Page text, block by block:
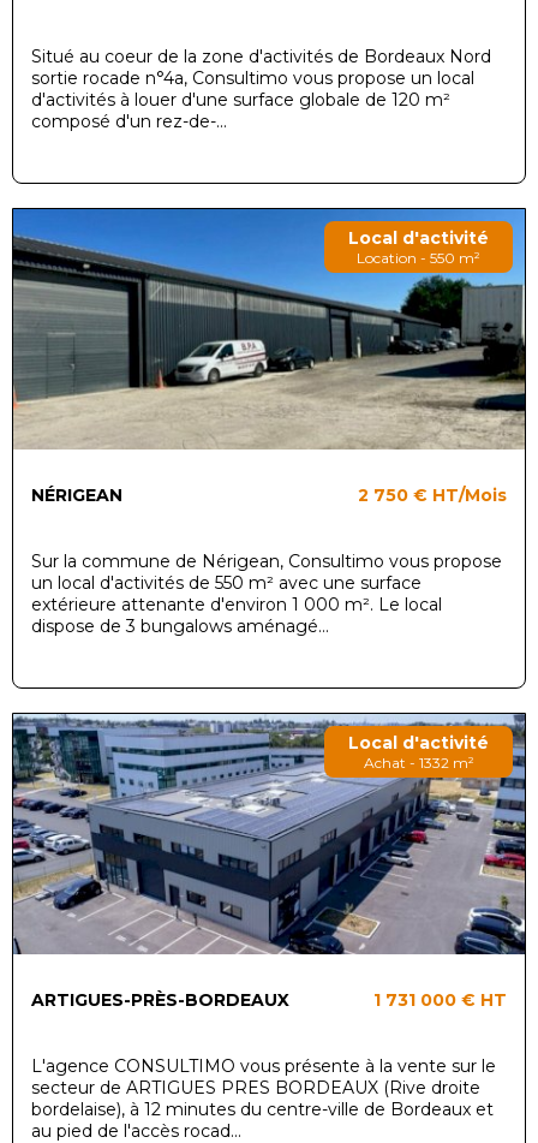
Situé au coeur de la zone d'activités de Bordeaux Nord
sortie rocade n°4a, Consultimo vous propose un local
d'activités à louer d'une surface globale de 120 m²
composé d'un rez-de-...
Local d'activité
Location - 550 m²
NÉRIGEAN 2 750 € HT/Mois
Sur la commune de Nérigean, Consultimo vous propose
un local d'activités de 550 m² avec une surface
extérieure attenante d'environ 1 000 m². Le local
dispose de 3 bungalows aménagé...
Local d'activité
Achat - 1332 m²
ARTIGUES-PRÈS-BORDEAUX 1 731 000 € HT
L'agence CONSULTIMO vous présente à la vente sur le
secteur de ARTIGUES PRES BORDEAUX (Rive droite
bordelaise), à 12 minutes du centre-ville de Bordeaux et
au pied de l'accès rocad...